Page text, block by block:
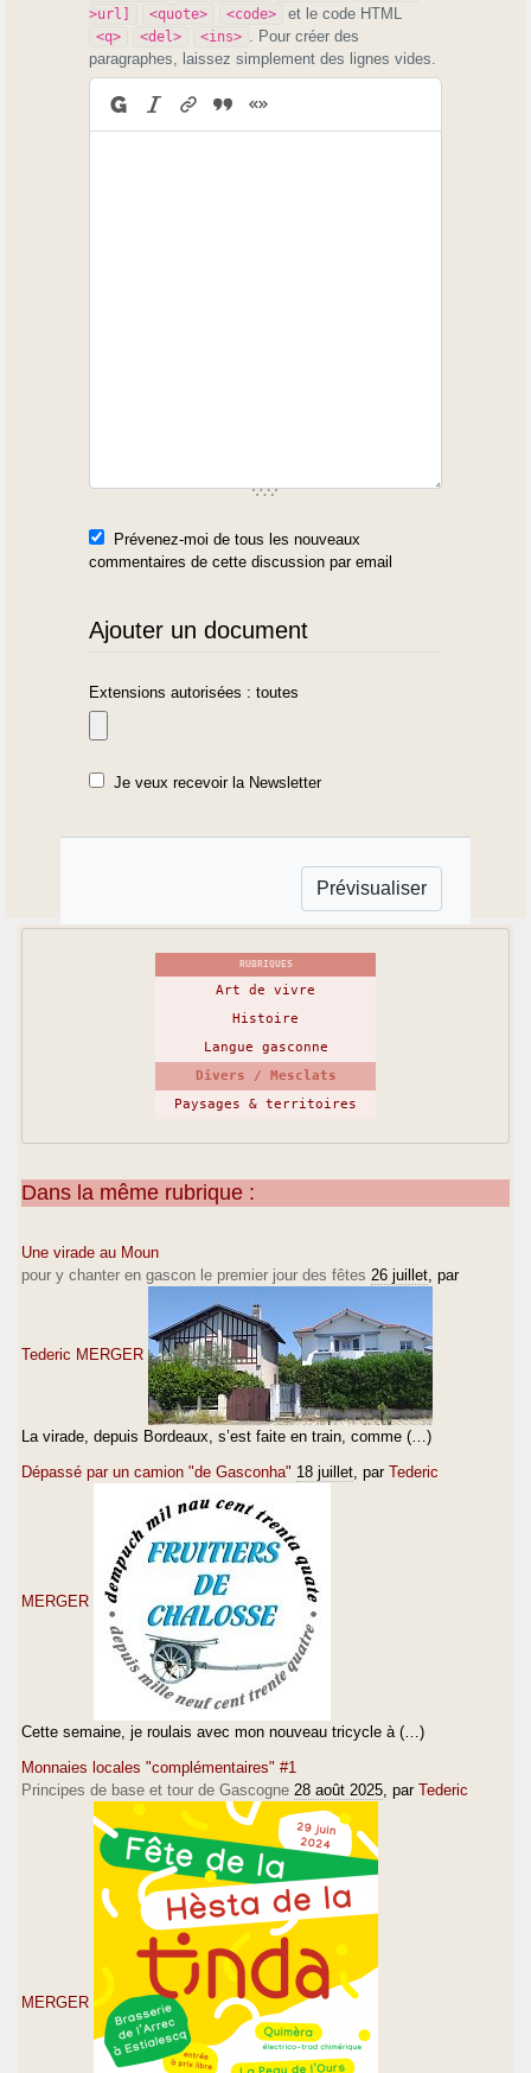
>url]
<quote> <code> et le code HTML
<q> <del> <ins>
. Pour créer des
paragraphes, laissez simplement des lignes vides.
Prévenez-moi de tous les nouveaux
commentaires de cette discussion par email
Ajouter un document
Extensions autorisées : toutes
Je veux recevoir la Newsletter
RUBRIQUES
Art de vivre
Histoire
Langue gasconne
Divers / Mesclats
Paysages & territoires
Dans la même rubrique :
Une virade au Moun
pour y chanter en gascon le premier jour des fêtes 26 juillet , par
Tederic MERGER
La virade, depuis Bordeaux, s’est faite en train, comme (…)
Dépassé par un camion "de Gasconha" 18 juillet , par Tederic
MERGER
Cette semaine, je roulais avec mon nouveau tricycle à (…)
Monnaies locales "complémentaires" #1
Principes de base et tour de Gascogne 28 août 2025 , par Tederic
MERGER